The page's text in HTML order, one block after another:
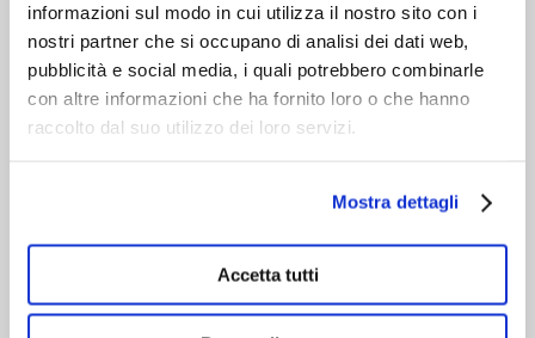
informazioni sul modo in cui utilizza il nostro sito con i
nostri partner che si occupano di analisi dei dati web,
pubblicità e social media, i quali potrebbero combinarle
con altre informazioni che ha fornito loro o che hanno
raccolto dal suo utilizzo dei loro servizi.
Mostra dettagli
Accetta tutti